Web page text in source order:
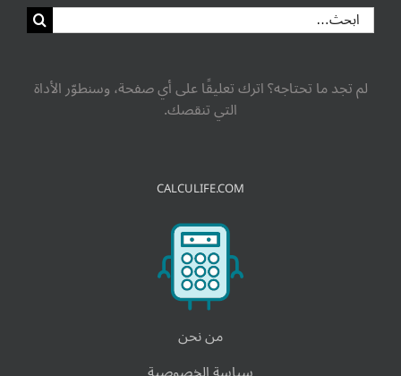
البحث
عن:
لم تجد ما تحتاجه؟ اترك تعليقًا على أي صفحة، وسنطوّر الأداة
التي تنقصك.
CALCULIFE.COM
من نحن